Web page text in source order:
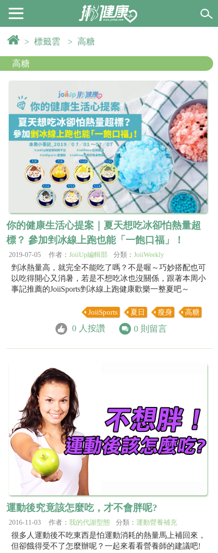
> 標籤雲 > 高糖
高糖
你的健康生活心提案｜夏天想吃冰卻怕熱量超
標？ 參加剉冰線上跑也能「一飽口福」！
2019-07-05 作者： JoiiUp編輯部 分類： JoiiWeekly
剉冰熱量高，就完全不能吃了嗎？不是喔～巧妙搭配也可
以吃得開心又消暑，若是不想吃冰也沒關係，跟著本周小
事記推薦的JoiiSports剉冰線上跑健康歡樂一整夏吧～
JoiiSports 夏日 瘦身 高糖
0 人按讚 0 則留言
運動後究竟該怎麼吃，才不會胖呢?
2016-11-03 作者： 我的代謝型態 分類： 運動營養補充
很多人運動後不吃東西是怕運動消耗的熱量馬上補回來，
但卻餓得受不了怎麼辦呢？一起來看看營養師的建議吧!